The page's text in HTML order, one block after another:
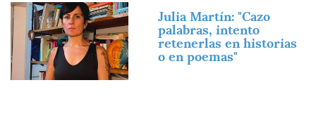
Imagen
Julia Martín: "Cazo
palabras, intento
retenerlas en historias
o en poemas"